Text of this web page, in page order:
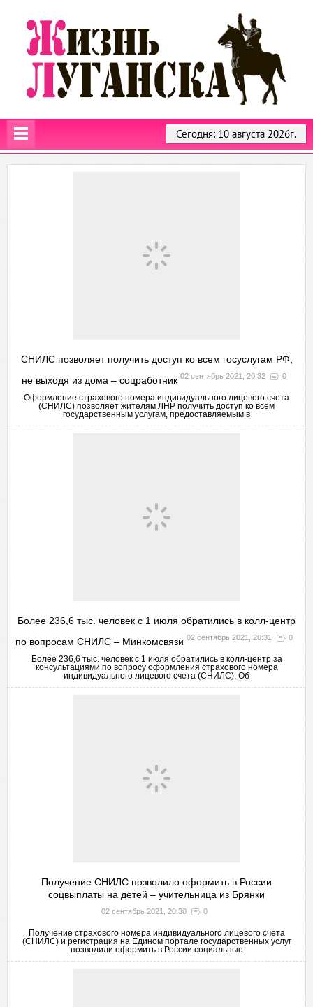
Сегодня: 10 августа 2026г.
СНИЛС позволяет получить доступ ко всем госуслугам РФ,
не выходя из дома – соцработник 02 сентябрь 2021, 20:32 0
Оформление страхового номера индивидуального лицевого счета
(СНИЛС) позволяет жителям ЛНР получить доступ ко всем
государственным услугам, предоставляемым в
Более 236,6 тыс. человек с 1 июля обратились в колл-центр
по вопросам СНИЛС – Минкомсвязи 02 сентябрь 2021, 20:31 0
Более 236,6 тыс. человек с 1 июля обратились в колл-центр за
консультациями по вопросу оформления страхового номера
индивидуального лицевого счета (СНИЛС). Об
Получение СНИЛС позволило оформить в России
соцвыплаты на детей – учительница из Брянки
02 сентябрь 2021, 20:30 0
Получение страхового номера индивидуального лицевого счета
(СНИЛС) и регистрация на Едином портале государственных услуг
позволили оформить в России социальные